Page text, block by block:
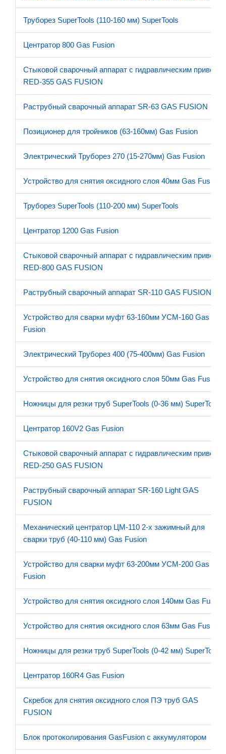
Труборез SuperTools (110-160 мм) SuperTools
Центратор 800 Gas Fusion
Стыковой сварочный аппарат с гидравлическим
RED-355 GAS FUSION
Раструбный сварочный аппарат SR-63 GAS FUSION
Позиционер для тройников (63-160мм) Gas Fusion
Электрический Труборез 270 (15-270мм) Gas Fusion
Устройство для снятия оксидного слоя 40мм Gas Fusion
Труборез SuperTools (110-200 мм) SuperTools
Центратор 1200 Gas Fusion
Стыковой сварочный аппарат с гидравлическим
RED-800 GAS FUSION
Раструбный сварочный аппарат SR-110 GAS FUSION
Устройство для сварки муфт 63-160мм УСМ-160 Gas
Fusion
Электрический Труборез 400 (75-400мм) Gas Fusion
Устройство для снятия оксидного слоя 50мм Gas Fusion
Ножницы для резки труб SuperTools (0-36 мм) SuperTools
Центратор 160V2 Gas Fusion
Стыковой сварочный аппарат с гидравлическим
RED-250 GAS FUSION
Раструбный сварочный аппарат SR-160 Light GAS
FUSION
Механический центратор ЦМ-110 2-х зажимный для
сварки труб (40-110 мм) Gas Fusion
Устройство для сварки муфт 63-200мм УСМ-200 Gas
Fusion
Устройство для снятия оксидного слоя 140мм Gas Fusion
Устройство для снятия оксидного слоя 63мм Gas Fusion
Ножницы для резки труб SuperTools (0-42 мм) SuperTools
Центратор 160R4 Gas Fusion
Скребок для снятия оксидного слоя ПЭ труб GAS
FUSION
Блок протоколирования GasFusion с аккумулятором